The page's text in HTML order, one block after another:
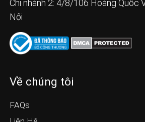
Chi nhánh 2: 4/8/106 Hoàng Quốc
Nội
Về chúng tôi
FAQs